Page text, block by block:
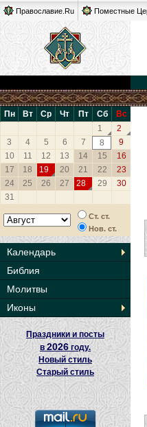
Православие.Ru Поместные
Пн Вт Ср Чт Пт Сб
Вс
1
2
3
4 5 6 7 8
9
10
11 12 13 14 15
16
17
18 19 20 21 22
23
24
25 26 27 28 29
30
31
Ст. ст.
Нов. ст.
Календарь
Библия
Молитвы
Иконы
Праздники и посты
в2026 году.
Новый стиль
Старый стиль